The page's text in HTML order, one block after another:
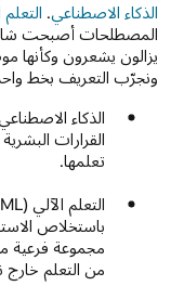
الذكاء الاصطناعي.
المصطلحات أصبحت
يزالون يشعرون وكأنها
ونجرّب التعريف بخط
القرارات
تعلمها.
باستخلاص
مجموعة فرعية
من التعلم خارج